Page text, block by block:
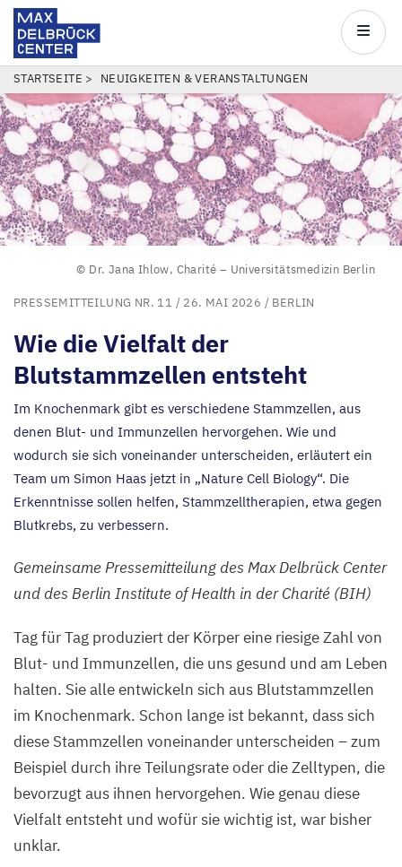
Direkt
zum
Inhalt
Center
Main
PFADNAVIGATION
STARTSEITE NEUIGKEITEN & VERANSTALTUNGEN
© Dr. Jana Ihlow, Charité – Universitätsmedizin Berlin
PRESSEMITTEILUNG NR. 11 / 26. MAI 2026 / BERLIN
Wie die Vielfalt der
Blutstammzellen entsteht
Im Knochenmark gibt es verschiedene Stammzellen, aus
denen Blut- und Immunzellen hervorgehen. Wie und
wodurch sie sich voneinander unterscheiden, erläutert ein
Team um Simon Haas jetzt in „Nature Cell Biology“. Die
Erkenntnisse sollen helfen, Stammzelltherapien, etwa gegen
Blutkrebs, zu verbessern.
Gemeinsame Pressemitteilung des Max Delbrück Center
und des Berlin Institute of Health in der Charité (BIH)
Tag für Tag produziert der Körper eine riesige Zahl von
Blut- und Immunzellen, die uns gesund und am Leben
halten. Sie alle entwickeln sich aus Blutstammzellen
im Knochenmark. Schon lange ist bekannt, dass sich
diese Stammzellen voneinander unterscheiden – zum
Beispiel durch ihre Teilungsrate oder die Zelltypen, die
bevorzugt aus ihnen hervorgehen. Wie genau diese
Vielfalt entsteht und wofür sie wichtig ist, war bisher
unklar.